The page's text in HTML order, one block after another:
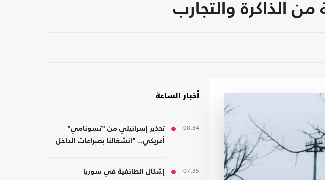
الذاكرة والتجارب
أخبار الساعة
08:34
تحذير إسرائيلي من "تسونامي"
أمريكي.. "انشغالنا بصراعات الداخل
07:35 إشكال الطائفية في سوريا